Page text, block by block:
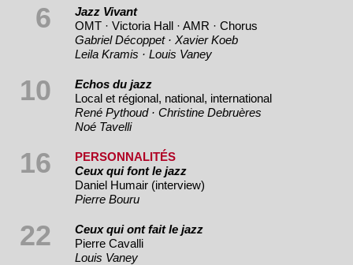
6
Jazz Vivant
OMT · Victoria Hall · AMR · Chorus
Gabriel Décoppet · Xavier Koeb
Leila Kramis · Louis Vaney
10
Echos du jazz
Local et régional, national, international
René Pythoud · Christine Debruères
Noé Tavelli
16
PERSONNALITÉS
Ceux qui font le jazz
Daniel Humair (interview)
Pierre Bouru
22
Ceux qui ont fait le jazz
Pierre Cavalli
Louis Vaney